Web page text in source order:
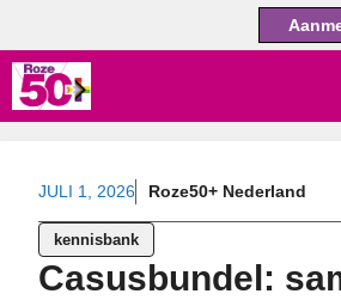
Ga
naar
inhoud
JULI 1, 2026 Roze50+ Nederland
kennisbank
Casusbundel: